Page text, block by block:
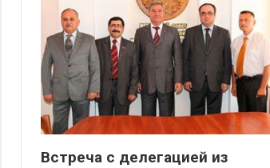
Встреча с делегацией из